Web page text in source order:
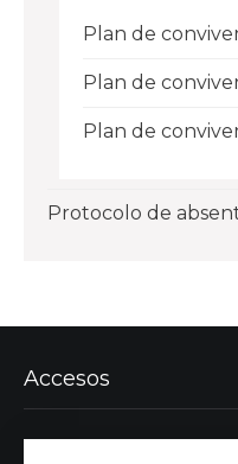
Plan de
Plan de
Plan de
Protocolo de
Accesos